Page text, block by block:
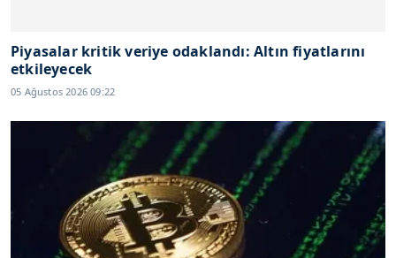
Piyasalar kritik veriye odaklandı: Altın fiyatlarını
etkileyecek
05 Ağustos 2026 09:22